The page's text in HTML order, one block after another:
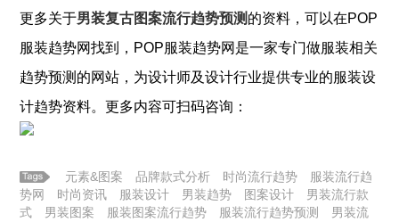
更多关于男装复古图案流行趋势预测 的资料，可以在POP
服装趋势网找到，POP服装趋势网是一家专门做服装相关
趋势预测的网站，为设计师及设计行业提供专业的服装设
计趋势资料。更多内容可扫码咨询：
元素&图案 品牌款式分析 时尚流行趋势
服装流行趋
势网
时尚资讯 服装设计 男装趋势 图案设计
男装流行款
式
男装图案 服装图案流行趋势 服装流行趋势预测
男装流